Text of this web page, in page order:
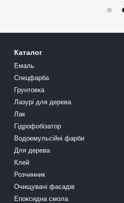
Каталог
Емаль
Спецфарба
Грунтовка
Лазурі для дерева
Лак
Гідрофобізатор
Водоемульсійні фарби
Для дерева
Клей
Розчинник
Очищувачі фасадів
Епоксидна смола